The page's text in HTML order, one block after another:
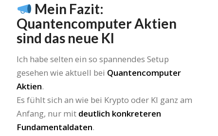
Mein Fazit:
Quantencomputer Aktien
sind das neue KI
Ich habe selten ein so spannendes Setup
gesehen wie aktuell bei Quantencomputer
Aktien.
Es fühlt sich an wie bei Krypto oder KI ganz am
Anfang, nur mit deutlich konkreteren
Fundamentaldaten.